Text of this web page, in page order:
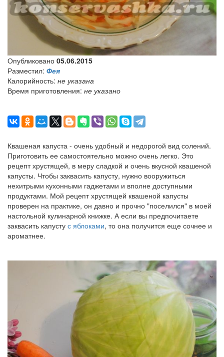
Опубликовано 05.06.2015
Разместил: Фея
Калорийность: не указана
Время приготовления: не указано
Квашеная капуста - очень удобный и недорогой вид солений.
Приготовить ее самостоятельно можно очень легко. Это
рецепт хрустящей, в меру сладкой и очень вкусной квашеной
капусты. Чтобы заквасить капусту, нужно вооружиться
нехитрыми кухонными гаджетами и вполне доступными
продуктами. Мой рецепт хрустящей квашеной капусты
проверен на практике, он давно и прочно "поселился" в моей
настольной кулинарной книжке. А если вы предпочитаете
заквасить капусту с яблоками, то она получится еще сочнее и
ароматнее.